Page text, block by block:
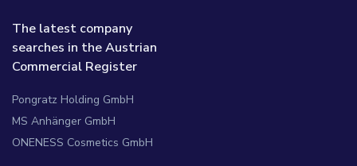
The latest company
searches in the Austrian
Commercial Register
Pongratz Holding GmbH
MS Anhänger GmbH
ONENESS Cosmetics GmbH